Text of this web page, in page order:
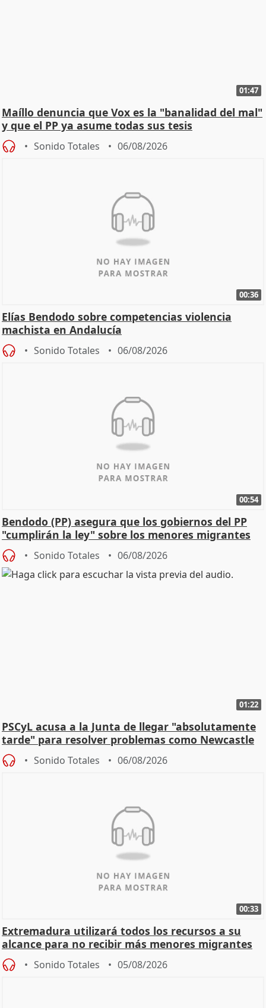
01:47
Maíllo denuncia que Vox es la "banalidad del mal"
y que el PP ya asume todas sus tesis
Sonido Totales 06/08/2026
00:36
Elías Bendodo sobre competencias violencia
machista en Andalucía
Sonido Totales 06/08/2026
00:54
Bendodo (PP) asegura que los gobiernos del PP
"cumplirán la ley" sobre los menores migrantes
Sonido Totales 06/08/2026
01:22
PSCyL acusa a la Junta de llegar "absolutamente
tarde" para resolver problemas como Newcastle
Sonido Totales 06/08/2026
00:33
Extremadura utilizará todos los recursos a su
alcance para no recibir más menores migrantes
Sonido Totales 05/08/2026